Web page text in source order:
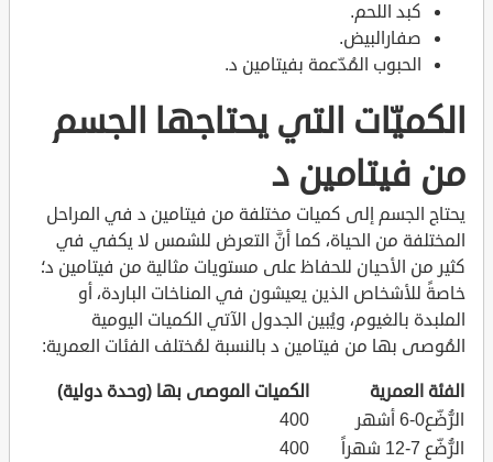
كبد اللحم.
صفارالبيض.
الحبوب المُدّعمة بفيتامين د.
الكميّات التي يحتاجها الجسم
من فيتامين د
يحتاج الجسم إلى كميات مختلفة من فيتامين د في المراحل
المختلفة من الحياة، كما أنَّ التعرض للشمس لا يكفي في
كثير من الأحيان للحفاظ على مستويات مثالية من فيتامين د؛
خاصةً للأشخاص الذين يعيشون في المناخات الباردة، أو
الملبدة بالغيوم، ويُبين الجدول الآتي الكميات اليومية
المُوصى بها من فيتامين د بالنسبة لمُختلف الفئات العمرية:
الفئة العمرية
الكميات الموصى بها (وحدة دولية)
الرُّضّع0-6 أشهر
400
الرُّضّع 7-12 شهراً
400